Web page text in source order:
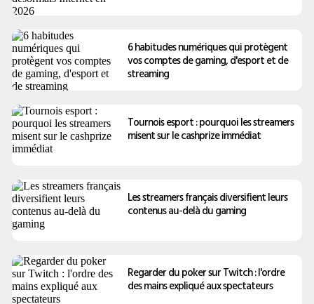
6 habitudes numériques qui protègent
vos comptes de gaming, d'esport et de
streaming
Tournois esport : pourquoi les streamers
misent sur le cashprize immédiat
Les streamers français diversifient leurs
contenus au-delà du gaming
Regarder du poker sur Twitch : l'ordre
des mains expliqué aux spectateurs